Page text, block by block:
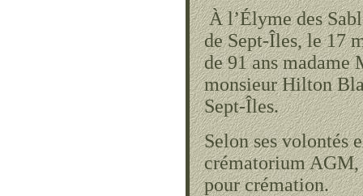
À l’Élyme des
de Sept-Îles, le 17
de 91 ans madame
monsieur Hilton
Sept-Îles.
Selon ses volontés
crématorium AGM,
pour crémation.